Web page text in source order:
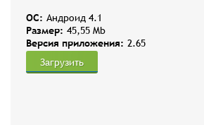
OC: Андроид 4.1
Размер: 45,55 Mb
Версия приложения: 2.65
Загрузить